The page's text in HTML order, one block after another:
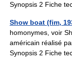
Synopsis 2 Fiche
Show boat (fim,
homonymes, voir
américain réalisé
Synopsis 2 Fiche